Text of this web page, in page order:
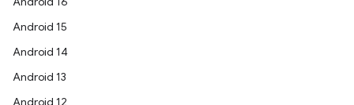
Android 15
Android 14
Android 13
Android 12